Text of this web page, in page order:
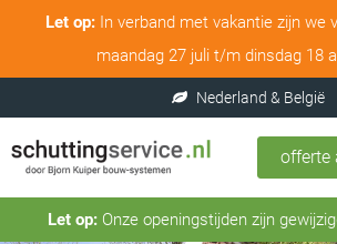
Let op:In verband met vakantie zijn we
maandag 27 juli t/m dinsdag 18
offerte
Let op:Onze openingstijden zijn